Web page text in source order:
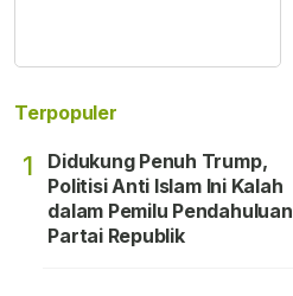
Terpopuler
1
Didukung Penuh Trump,
Politisi Anti Islam Ini Kalah
dalam Pemilu Pendahuluan
Partai Republik